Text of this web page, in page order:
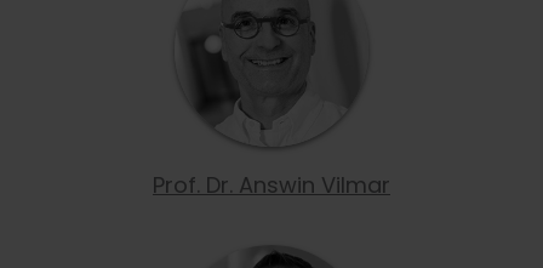
Prof. Dr. Answin Vilmar